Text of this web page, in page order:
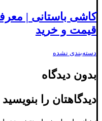
کاشی باستانی |
قیمت و خرید
دسته‌بندی نشده
بدون دیدگاه
دیدگاهتان را بنویسید